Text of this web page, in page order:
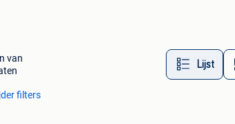
van
Lijst
filters